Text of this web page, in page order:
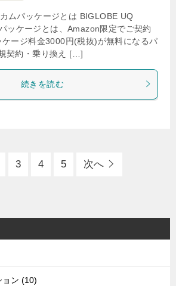
ムパッケージとは BIGLOBE UQ
ッケージとは、Amazon限定でご契約
ージ料金3000円(税抜)が無料になるパ
契約・乗り換え […]
続きを読む
3 4 5 次へ
ョン (10)